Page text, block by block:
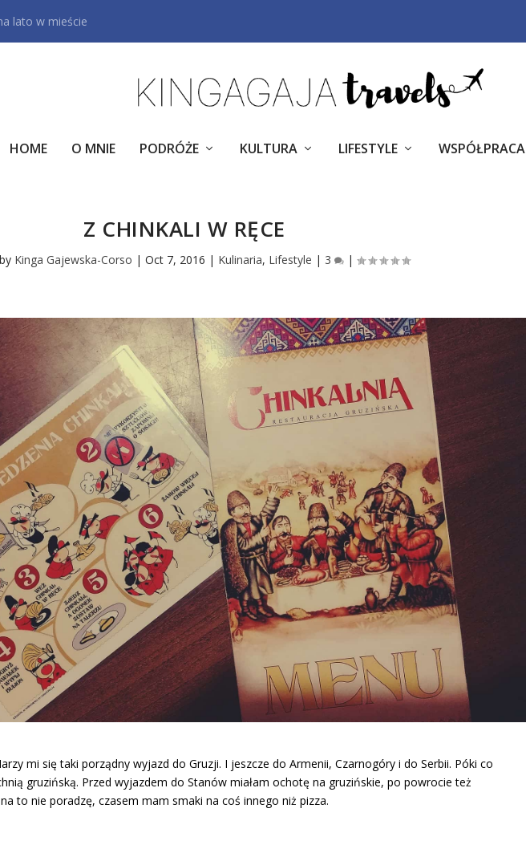
lato w mieście
HOME O MNIE PODRÓŻE KULTURA LIFESTYLE WSPÓŁPRACA
Z CHINKALI W RĘCE
Kinga Gajewska-Corso | Oct 7, 2016 | Kulinaria, Lifestyle | 3 |
mi się taki porządny wyjazd do Gruzji. I jeszcze do Armenii, Czarnogóry i do Serbii. Póki co
gruzińską. Przed wyjazdem do Stanów miałam ochotę na gruzińskie, po powrocie też
to nie poradzę, czasem mam smaki na coś innego niż pizza.